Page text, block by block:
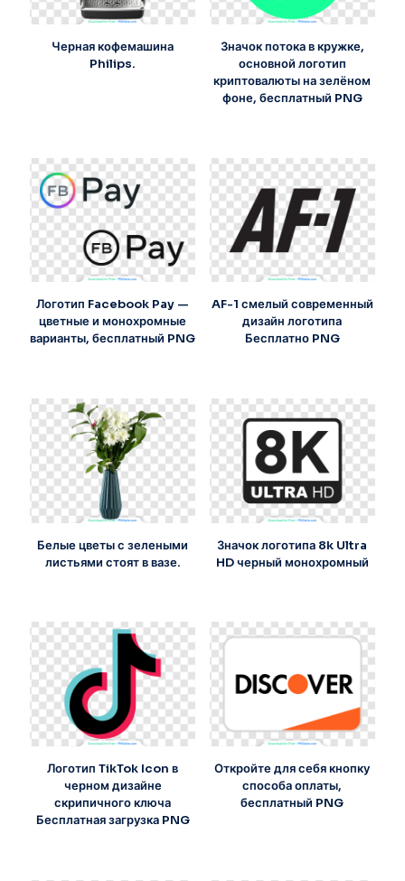
Черная кофемашина
Philips.
Значок потока в кружке,
основной логотип
криптовалюты на зелёном
фоне, бесплатный PNG
Логотип Facebook Pay —
цветные и монохромные
варианты, бесплатный PNG
AF-1 смелый современный
дизайн логотипа
Бесплатно PNG
Белые цветы с зелеными
листьями стоят в вазе.
Значок логотипа 8k Ultra
HD черный монохромный
Логотип TikTok Icon в
черном дизайне
скрипичного ключа
Бесплатная загрузка PNG
Откройте для себя кнопку
способа оплаты,
бесплатный PNG